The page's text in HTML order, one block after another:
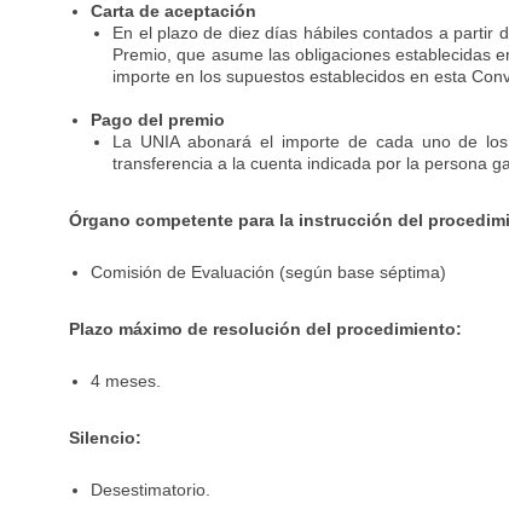
Carta de aceptación
En el plazo de diez días hábiles contados a partir
Premio, que asume las obligaciones establecidas
importe en los supuestos establecidos en esta
Pago del premio
La UNIA abonará el importe de cada uno de
transferencia a la cuenta indicada por la persona
Órgano competente para la instrucción del
Comisión de Evaluación (según base séptima)
Plazo máximo de resolución del procedimiento:
4 meses.
Silencio:
Desestimatorio.